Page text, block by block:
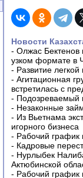
Новости
- Олжас Бектенов
узком формате в
- Развитие
- Агитационная
встретилась с
- Подозреваемый
- Незаконные
- Из Вьетнама
игорного бизнеса
- Рабочий график
- Кадровые
- Нурлыбек
Актюбинской
- Рабочий график